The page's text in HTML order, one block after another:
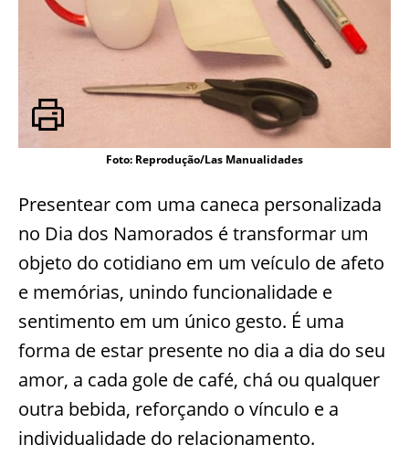
Foto: Reprodução/Las Manualidades
Presentear com uma caneca personalizada
no Dia dos Namorados é transformar um
objeto do cotidiano em um veículo de afeto
e memórias, unindo funcionalidade e
sentimento em um único gesto. É uma
forma de estar presente no dia a dia do seu
amor, a cada gole de café, chá ou qualquer
outra bebida, reforçando o vínculo e a
individualidade do relacionamento.